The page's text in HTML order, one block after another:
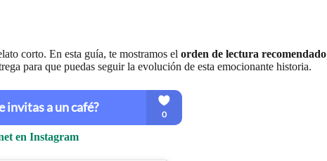
corto. En esta guía, te mostramos el orden de lectura recomendado
para que puedas seguir la evolución de esta emocionante historia.
en Instagram